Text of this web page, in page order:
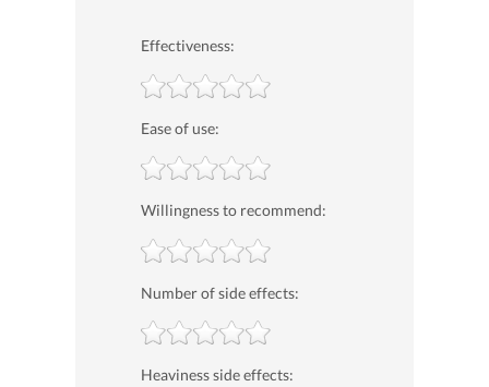
Effectiveness:
Ease of use:
Willingness to recommend:
Number of side effects:
Heaviness side effects: